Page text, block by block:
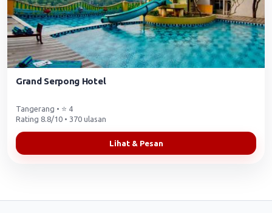
Grand Serpong Hotel
Tangerang • ⭐ 4
Rating 8.8/10 • 370 ulasan
Lihat & Pesan